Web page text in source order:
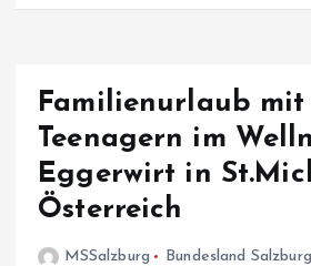
Familienurlaub mit
Teenagern im
Eggerwirt in
Österreich
MSSalzburg Bundesland Salzburg